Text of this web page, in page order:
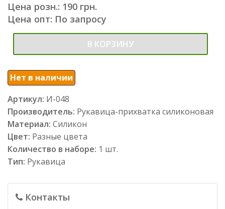
Цена розн.: 190 грн.
Цена опт: По запросу
В КОРЗИНУ
Нет в наличии
Артикул: И-048
Производитель: Рукавица-прихватка силиконовая
Материал: Силикон
Цвет: Разные цвета
Количество в наборе: 1 шт.
Тип: Рукавица
Контакты